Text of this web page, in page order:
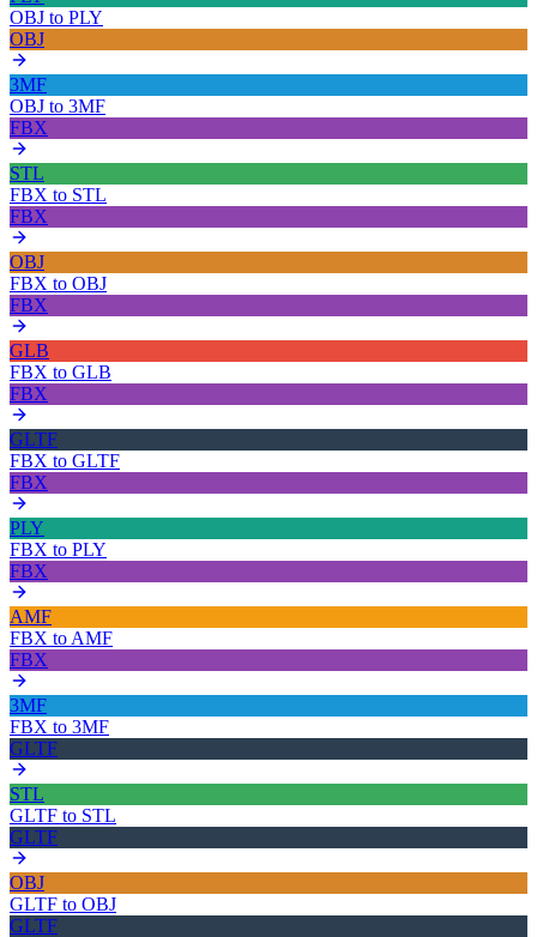
OBJ to PLY
OBJ
3MF
OBJ to 3MF
FBX
STL
FBX to STL
FBX
OBJ
FBX to OBJ
FBX
GLB
FBX to GLB
FBX
GLTF
FBX to GLTF
FBX
PLY
FBX to PLY
FBX
AMF
FBX to AMF
FBX
3MF
FBX to 3MF
GLTF
STL
GLTF to STL
GLTF
OBJ
GLTF to OBJ
GLTF